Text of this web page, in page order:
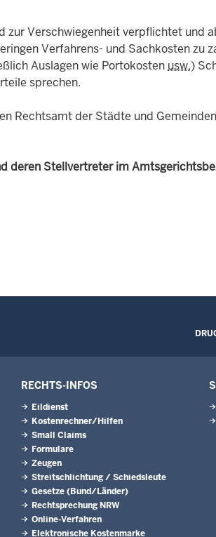
zur Verschwiegenheit verpflichtet und
Verfahrens- und Sachkosten zu
Auslagen wie Portokosten usw.)
sprechen.
Rechtsamt der Städte und
deren Stellvertreter im
RECHTS-INFOS
Eildienst
Kostenrechner/Hilfen
Small Claims
Formulare
Zeugen
Streitschlichtung / Schiedsleute
Gesetze (Bund/Länder)
Rechtsprechung NRW
Online-Verfahren
Elektronische Kostenmarke